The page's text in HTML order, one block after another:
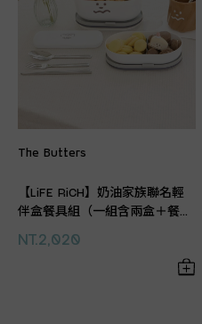
The Butters
【LiFE RiCH】奶油家族聯名輕
伴盒餐具組（一組含兩盒＋餐具
NT.2,020